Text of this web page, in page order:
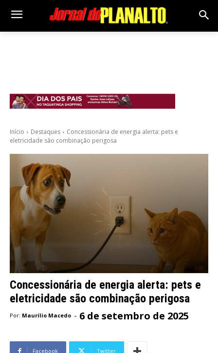
Início Destaques
Concessionária de energia alerta: pets e
eletricidade são combinação perigosa
Concessionária de energia alerta: pets e
eletricidade são combinação perigosa
Por: Maurílio Macedo - 6 de setembro de 2025
Facebook Twitter